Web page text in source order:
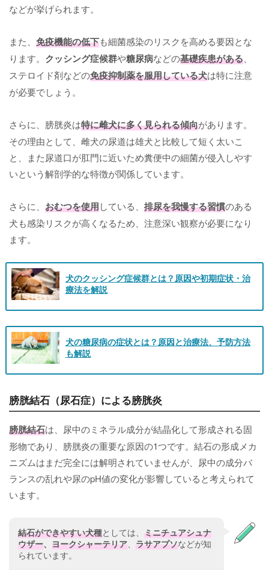
などが挙げられます。
また、 免疫機能の低下も細菌感染のリスクを高める要因とな
ります。 クッシング症候群や糖尿病などの基礎疾患がある
ステロイド剤などの免疫抑制薬を服用している犬は特に注意
が必要でしょう。
さらに、膀胱炎は特に雌犬に多く見られる傾向があります。
その理由として、雌犬の尿道は雄犬と比較して短く太いこ
と、また尿道口が肛門に近いため糞便中の細菌が侵入しやす
いという解剖学的な特徴が関係しています。
さらに、 おむつを使用している、 排尿を我慢する習慣のある
犬も感染リスクが高くなるため、注意深い観察が必要になり
ます。
犬のクッシング症候群とは？原因や初期症状・治
療法を解説
犬の糖尿病の症状とは？原因と治療法、予防方法
も解説
膀胱結石（尿石症）による膀胱炎
膀胱結石は、尿中のミネラル成分が結晶化して形成される固
形物であり、膀胱炎の重要な原因の1つです。結石の形成メカ
ニズムはまだ完全には解明されていませんが、尿中の成分バ
ランスの乱れや尿のpH値の変化が影響していると考えられて
います。
結石ができやすい犬種としては、 ミニチュアシュナ
ウザー、 ヨークシャーテリア、 ラサアプソなどが知
られています。